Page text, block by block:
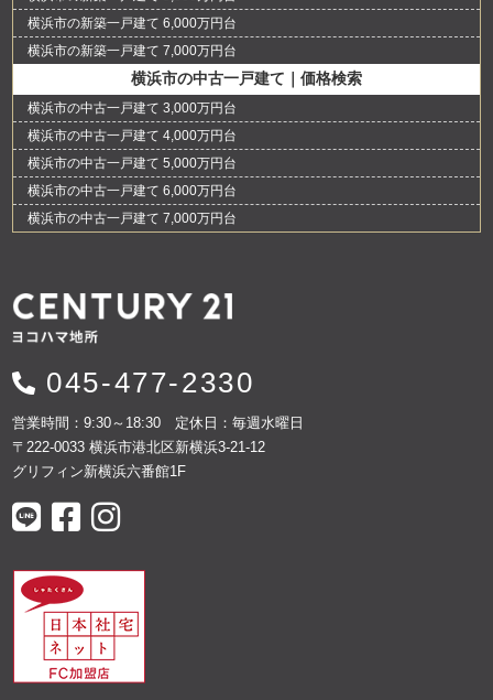
横浜市の新築一戸建て 6,000万円台
横浜市の新築一戸建て 7,000万円台
横浜市の中古一戸建て｜価格検索
横浜市の中古一戸建て 3,000万円台
横浜市の中古一戸建て 4,000万円台
横浜市の中古一戸建て 5,000万円台
横浜市の中古一戸建て 6,000万円台
横浜市の中古一戸建て 7,000万円台
045-477-2330
営業時間：9:30～18:30 定休日：毎週水曜日
〒222-0033 横浜市港北区新横浜3-21-12
グリフィン新横浜六番館1F